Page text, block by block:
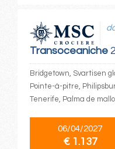
Transoceaniche
Bridgetown, Svartisen
Pointe-à-pitre,
Tenerife, Palma de
06/04/2027
€ 1.137